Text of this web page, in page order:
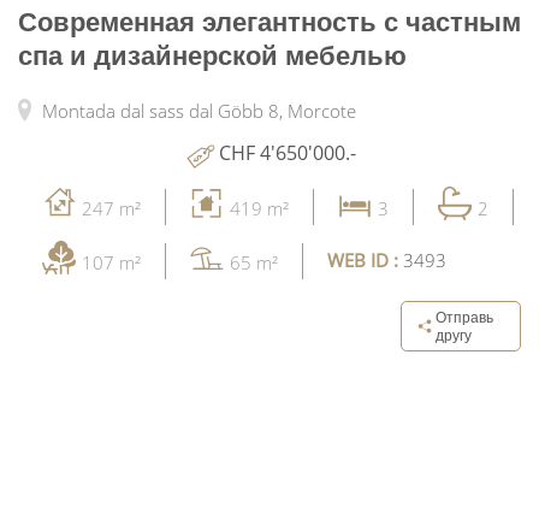
Современная элегантность с частным
спа и дизайнерской мебелью
Montada dal sass dal Göbb 8, Morcote
CHF 4'650'000.-
247 m² 419 m² 3 2
107 m² 65 m² WEB ID : 3493
Отправь
другу